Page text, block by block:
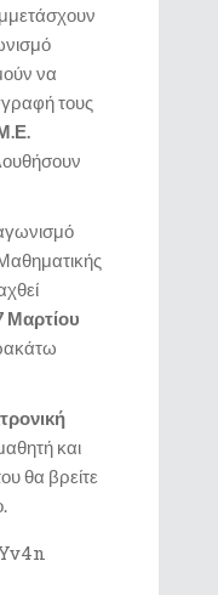
να
τους
Μαρτίου
και
θα βρείτε